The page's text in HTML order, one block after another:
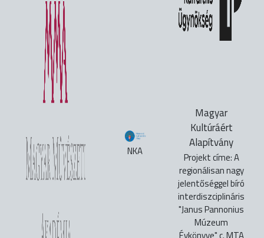
NKA
Magyar
Kultúráért
Alapítvány
Projekt címe: A
regionálisan nagy
jelentőséggel bíró
interdiszciplináris
"Janus Pannonius
Múzeum
Évkönyve" c. MTA